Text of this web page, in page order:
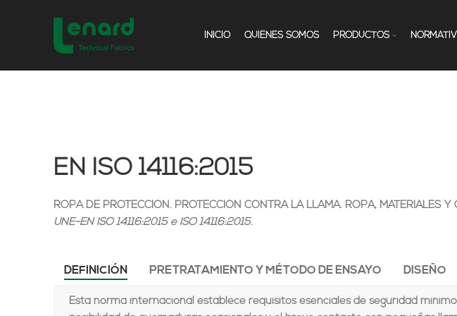
INICIO QUIÉNES SOMOS PRODUCTOS
EN ISO 14116:2015
ROPA DE PROTECCIÓN. PROTECCIÓN CONTRA LA LLAMA. ROPA, MATERIALES
UNE-EN ISO 14116:2015 e ISO 14116:2015.
DEFINICIÓN PRETRATAMIENTO Y MÉTODO DE ENSAYO DISEÑO
Esta norma internacional establece requisitos esenciales de seguridad